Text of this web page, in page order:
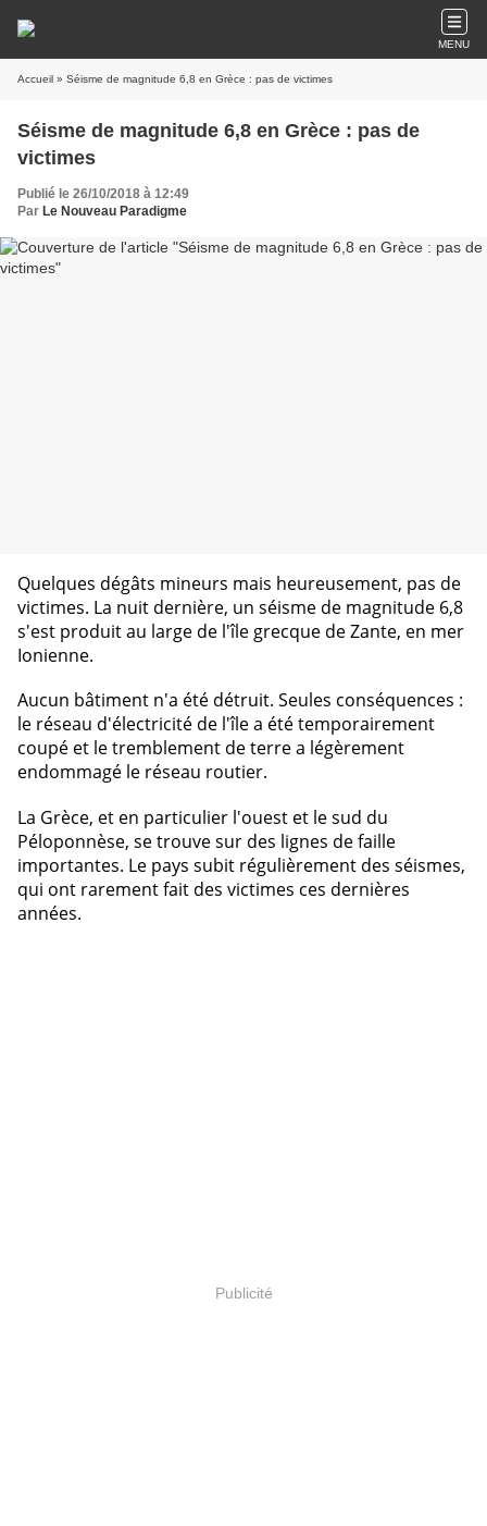
MENU
Accueil » Séisme de magnitude 6,8 en Grèce : pas de victimes
Séisme de magnitude 6,8 en Grèce : pas de
victimes
Publié le 26/10/2018 à 12:49
Par Le Nouveau Paradigme
Quelques dégâts mineurs mais heureusement, pas de
victimes. La nuit dernière, un séisme de magnitude 6,8
s'est produit au large de l'île grecque de Zante, en mer
Ionienne.
Aucun bâtiment n'a été détruit. Seules conséquences :
le réseau d'électricité de l'île a été temporairement
coupé et le tremblement de terre a légèrement
endommagé le réseau routier.
La Grèce, et en particulier l'ouest et le sud du
Péloponnèse, se trouve sur des lignes de faille
importantes. Le pays subit régulièrement des séismes,
qui ont rarement fait des victimes ces dernières
années.
Publicité